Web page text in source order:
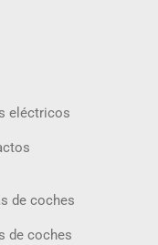
eléctricos
de coches
de coches